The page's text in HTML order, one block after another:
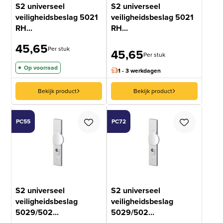
S2 universeel
veiligheidsbeslag 5021
RH...
45,65Per stuk
Op voorraad
Bekijk product
S2 universeel
veiligheidsbeslag 5021
RH...
45,65Per stuk
1 - 3 werkdagen
Bekijk product
PC55
S2 universeel
veiligheidsbeslag
5029/502...
PC72
S2 universeel
veiligheidsbeslag
5029/502...